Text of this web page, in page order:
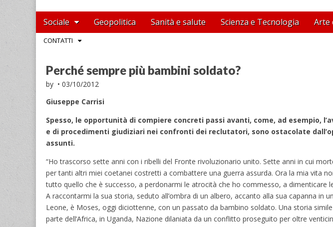
SocialNews
Main
menu
Skip
to
content
Sociale Geopolitica Sanità e salute Scienza e Tecnologia Arte
SubCONTATTI
Perché sempre più bambini soldato?
by • 03/10/2012
Giuseppe Carrisi
Spesso, le opportunità di compiere concreti passi avanti, come, ad esempio,
e di procedimenti giudiziari nei confronti dei reclutatori, sono ostacolate
assunti.
“Ho trascorso sette anni con i ribelli del Fronte rivoluzionario unito. Sette anni in cui
per tanti altri miei coetanei costretti a combattere una guerra assurda. Ora la mia vita
tutto quello che è successo, a perdonarmi le atrocità che ho commesso, a dimenticare
A raccontarmi la sua storia, seduto all’ombra di un albero, accanto alla sua capanna in
Leone, è Moses, oggi diciottenne, con un passato da bambino soldato. Una storia
parte dell’Africa, in Uganda, Nazione dilaniata da un conflitto proseguito per oltre